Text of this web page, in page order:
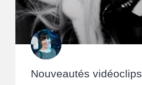
Nouveautés vidéoclips